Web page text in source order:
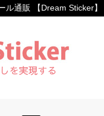
ル通販 【Dream Sticker】